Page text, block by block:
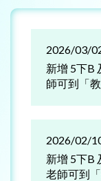
2026/03/
新增 5下B
師可到「
2026/02/
新增 5下B
老師可到